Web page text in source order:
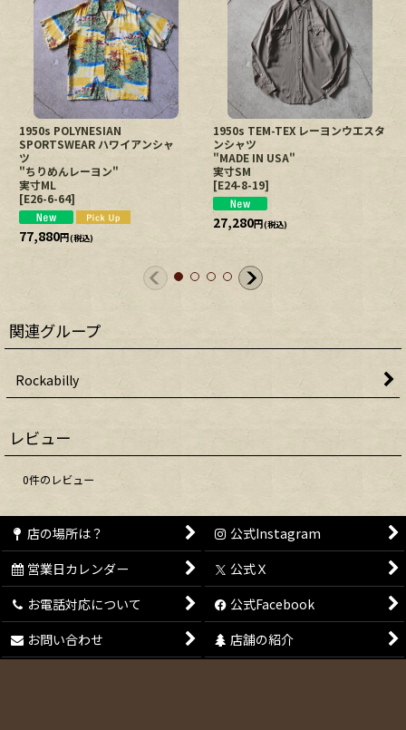
1950s POLYNESIAN
SPORTSWEAR ハワイアンシャ
ツ
"ちりめんレーヨン"
実寸ML
[E26-6-64]
77,880円(税込)
1950s TEM-TEX レーヨンウエスタ
ンシャツ
"MADE IN USA"
実寸SM
[E24-8-19]
27,280円(税込)
関連グループ
Rockabilly
レビュー
0件のレビュー
店の場所は？
公式Instagram
営業日カレンダー
公式Ｘ
お電話対応について
公式Facebook
お問い合わせ
店舗の紹介